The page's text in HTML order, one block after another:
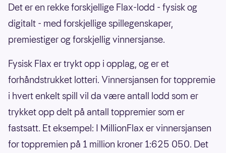
Det er en rekke forskjellige Flax-lodd - fysisk og
digitalt - med forskjellige spillegenskaper,
premiestiger og forskjellig vinnersjanse.
Fysisk Flax er trykt opp i opplag, og er et
forhåndstrukket lotteri. Vinnersjansen for toppremie
i hvert enkelt spill vil da være antall lodd som er
trykket opp delt på antall toppremier som er
fastsatt. Et eksempel: I MillionFlax er vinnersjansen
for toppremien på 1 million kroner 1:625 050. Det